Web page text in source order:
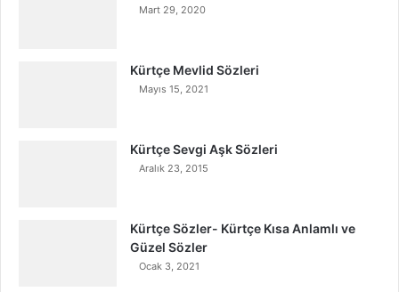
Mart 29, 2020
Kürtçe Mevlid Sözleri
Mayıs 15, 2021
Kürtçe Sevgi Aşk Sözleri
Aralık 23, 2015
Kürtçe Sözler- Kürtçe Kısa Anlamlı ve
Güzel Sözler
Ocak 3, 2021